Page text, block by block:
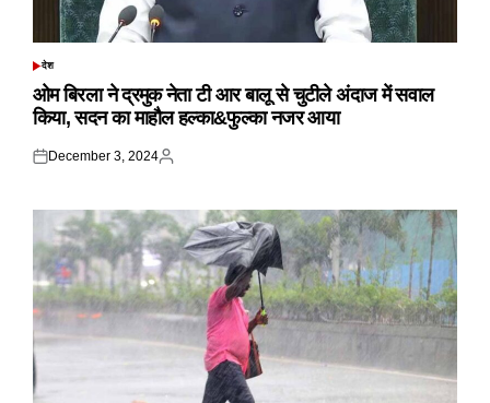
POSTED
देश
ओम बिरला ने द्रमुक नेता टी आर बालू से चुटीले अंदाज में सवाल
किया, सदन का माहौल हल्का&फुल्का नजर आया
Posted
December 3, 2024
Posted